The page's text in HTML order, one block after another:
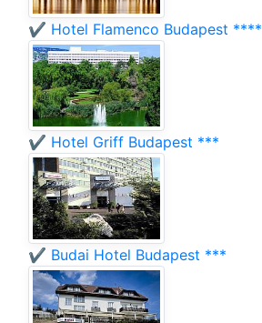
✔️ Hotel Flamenco Budapest ****
✔️ Hotel Griff Budapest ***
✔️ Budai Hotel Budapest ***